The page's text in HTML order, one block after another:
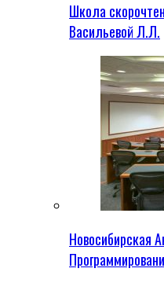
Школа
Васильевой Л.Л.
Новосибирская